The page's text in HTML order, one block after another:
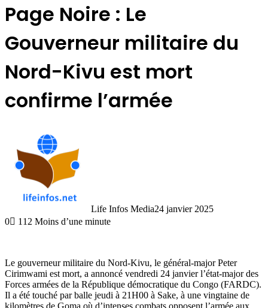
Page Noire : Le
Gouverneur militaire du
Nord-Kivu est mort
confirme l’armée
Life Infos Media24 janvier 2025
0
112 Moins d’une minute
Le gouverneur militaire du Nord-Kivu, le général-major Peter
Cirimwami est mort, a annoncé vendredi 24 janvier l’état-major des
Forces armées de la République démocratique du Congo (FARDC).
Il a été touché par balle jeudi à 21H00 à Sake, à une vingtaine de
kilomètres de Goma où d’intenses combats opposent l’armée aux